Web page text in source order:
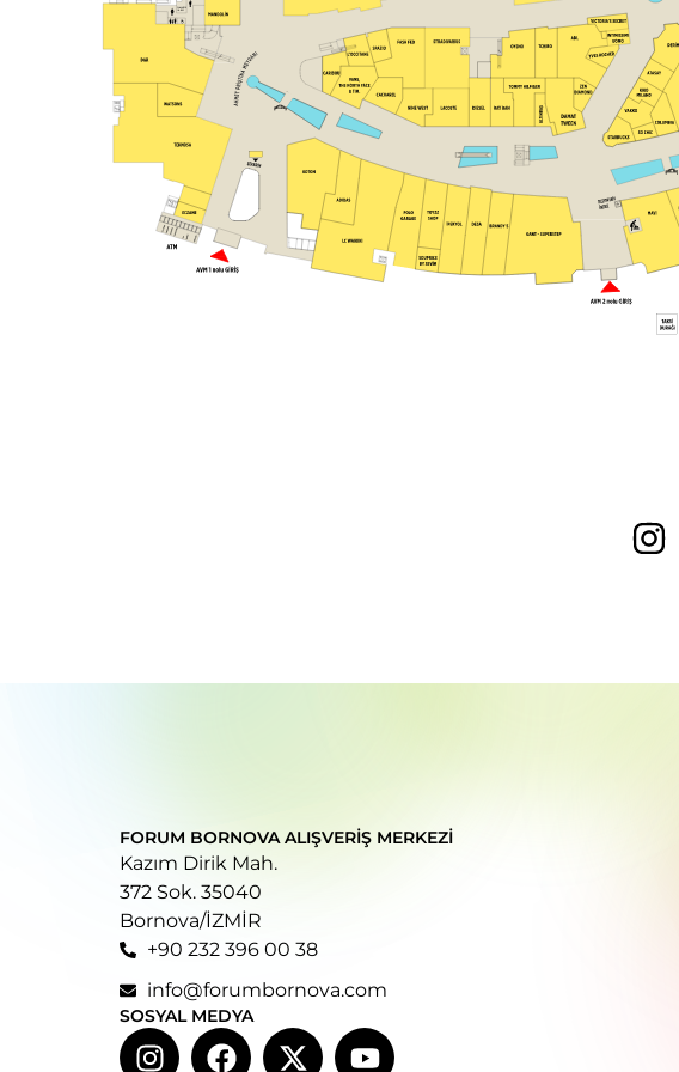
FORUM BORNOVA ALIŞVERIŞ MERKEZI
Kazım Dirik Mah.
372 Sok. 35040
Bornova/İZMİR
+90 232 396 00 38
info@forumbornova.com
SOSYAL MEDYA